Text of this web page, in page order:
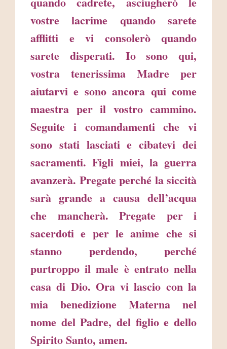
vostre lacrime quando sarete
afflitti e vi consolerò quando
sarete disperati. Io sono qui,
vostra tenerissima Madre per
aiutarvi e sono ancora qui come
maestra per il vostro cammino.
Seguite i comandamenti che vi
sono stati lasciati e cibatevi dei
sacramenti. Figli miei, la guerra
avanzerà. Pregate perché la siccità
sarà grande a causa dell’acqua
che mancherà. Pregate per i
sacerdoti e per le anime che si
stanno perdendo, perché
purtroppo il male è entrato nella
casa di Dio. Ora vi lascio con la
mia benedizione Materna nel
nome del Padre, del figlio e dello
Spirito Santo, amen.